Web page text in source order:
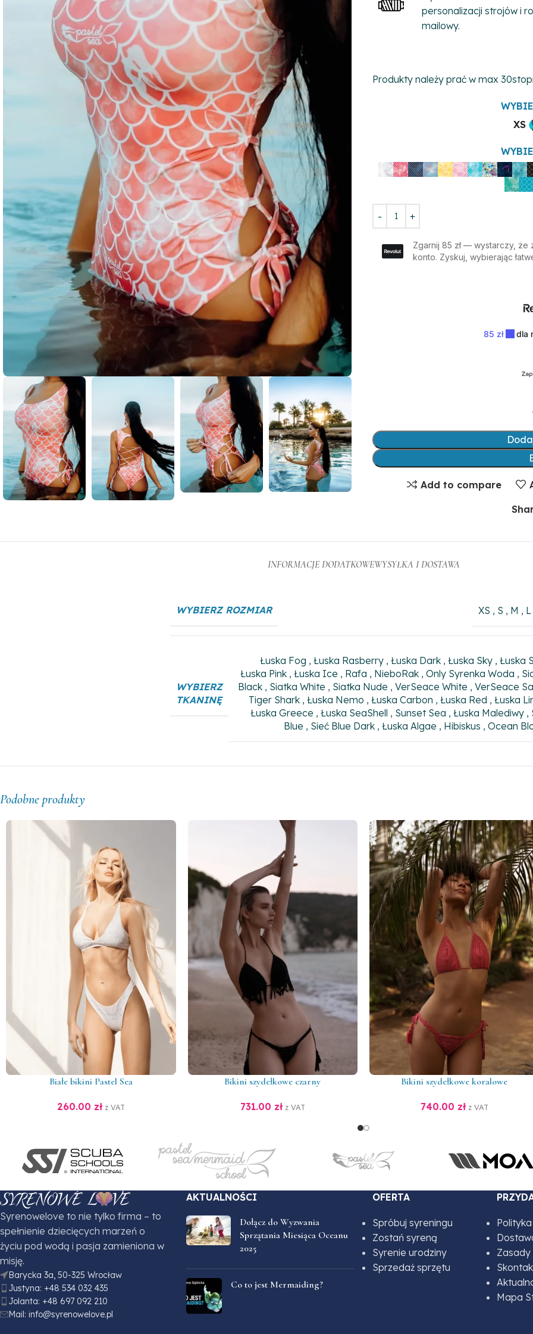
personalizacji strojów i
mailowy.
Produkty należy prać w max
XS
Add to compare
INFORMACJE DODATKOWEWYSYŁKA I DOSTAWA
WYBIERZ ROZMIAR XS , S , M , L
WYBIERZ
TKANINĘ
Łuska Fog , Łuska Rasberry , Łuska Dark , Łuska Sky , Łuska
Łuska Pink , Łuska Ice , Rafa , NieboRak , Only Syrenka Woda ,
Black , Siatka White , Siatka Nude , VerSeace White , VerSeace
Tiger Shark , Łuska Nemo , Łuska Carbon , Łuska Red , Łuska
Łuska Greece , Łuska SeaShell , Sunset Sea , Łuska Malediwy ,
Blue , Sieć Blue Dark , Łuska Algae , Hibiskus , Ocean
Podobne produkty
Białe bikini Pastel Sea
260.00 zł z VAT
Bikini szydełkowe czarny
731.00 zł z VAT
Bikini szydełkowe koralowe
740.00 zł z VAT
Syrenowelove to nie tylko firma – to
spełnienie dziecięcych marzeń o
życiu pod wodą i pasja zamieniona w
misję.
Barycka 3a, 50-325 Wrocław
Justyna: +48 534 032 435
Jolanta: +48 697 092 210
Mail: info@syrenowelove.pl
AKTUALNOŚCI
Dołącz do Wyzwania
Sprzątania Miesiąca Oceanu
2025
Co to jest Mermaiding?
OFERTA
Spróbuj syreningu
Zostań syreną
Syrenie urodziny
Sprzedaż sprzętu
Zasady
Mapa